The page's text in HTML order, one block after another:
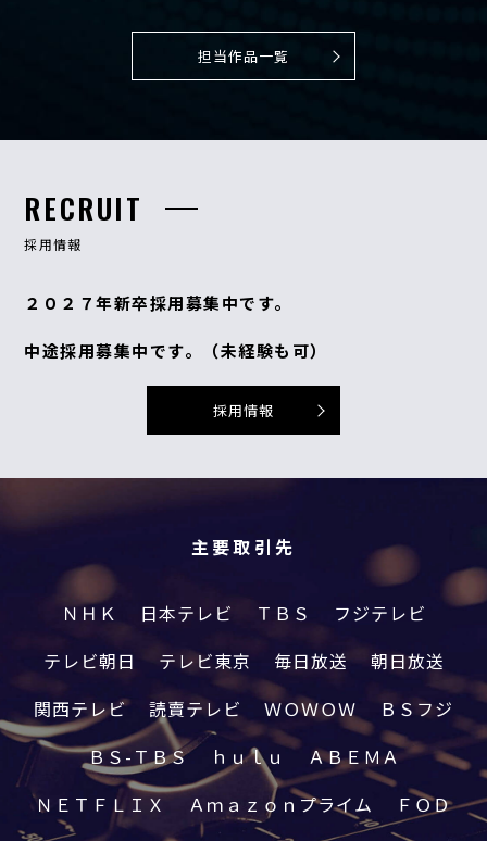
担当作品一覧
RECRUIT
採用情報
２０２７年新卒採用募集中です。
中途採用募集中です。（未経験も可）
採用情報
主要取引先
ＮＨＫ 日本テレビ ＴＢＳ
フジテレビ
テレビ朝日
テレビ東京 毎日放送
朝日放送
関西テレビ
読賣テレビ ＷＯＷＯＷ
ＢＳフジ
ＢＳ-ＴＢＳ
ｈｕｌｕ
ＡＢＥＭＡ
ＮＥＴＦＬＩＸ
Ａｍａｚｏｎプライム ＦＯＤ